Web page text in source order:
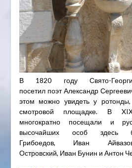
В 1820 году Свято-
посетил поэт Александр
этом можно увидеть у
смотровой площадке. В
многократно посещали и
высочайших особ здесь
Грибоедов, Иван
Островский, Иван Бунин и Антон